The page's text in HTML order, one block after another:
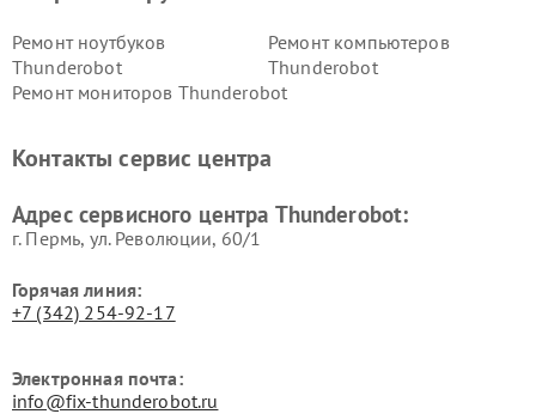
Ремонт ноутбуков
Thunderobot
Ремонт компьютеров
Thunderobot
Ремонт мониторов Thunderobot
Контакты сервис центра
Адрес сервисного центра Thunderobot:
г. Пермь, ул. ​Революции, 60/1
Горячая линия:
+7 (342) 254-92-17
Электронная почта:
info@fix-thunderobot.ru